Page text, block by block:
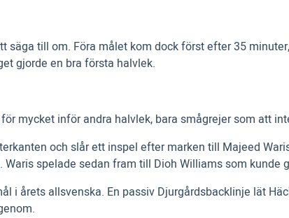
till om. Föra målet kom dock först efter 35
gjorde en bra första halvlek.
mycket inför andra halvlek, bara smågrejer som att
och slår ett inspel efter marken till Majeed
spelade sedan fram till Dioh Williams som kunde
årets allsvenska. En passiv Djurgårdsbacklinje lät